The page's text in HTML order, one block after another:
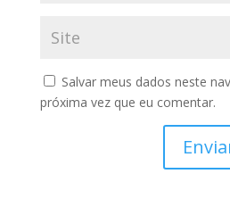
Salvar meus dados neste
próxima vez que eu comentar.